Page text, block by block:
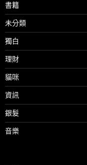
書籍
未分類
獨白
理財
貓咪
資訊
銀髮
音樂